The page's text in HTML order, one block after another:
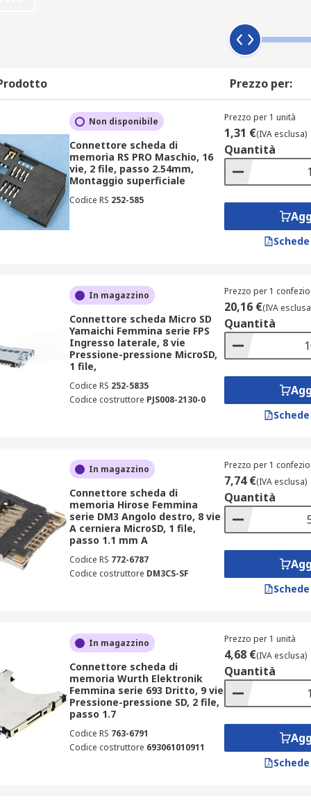
ossia una presa con scanalature, che allinea i pin
di trasmettere facilmente da e verso la scheda di
elettrico ove necessario e la continuità elettrica
una scheda di memoria o una scheda SIM,
digitali. Funzionano quando sono collegati a
della scheda. Esistono connettori per schede
e inserimento della scheda e un interruttore di
una scheda a circuito stampato.
in applicazioni di elettronica di consumo, come le
Prezzo per:
Non disponibile
Connettore scheda di
memoria RS PRO Maschio, 16
vie, 2 file, passo 2.54mm,
Montaggio superficiale
Codice RS 252-585
Prezzo per 1 unità
1,31 €(IVA esclusa)
Quantità
In magazzino
Connettore scheda Micro SD
Yamaichi Femmina serie FPS
Ingresso laterale, 8 vie
Pressione-pressione MicroSD,
1 file,
Codice RS 252-5835
Codice costruttore PJS008-2130-0
Prezzo per 1
20,16 €(IVA
Quantità
In magazzino
Connettore scheda di
memoria Hirose Femmina
serie DM3 Angolo destro, 8 vie
A cerniera MicroSD, 1 file,
passo 1.1 mm A
Codice RS 772-6787
Codice costruttore DM3CS-SF
Prezzo per 1
7,74 €(IVA esclusa)
Quantità
In magazzino
Connettore scheda di
memoria Wurth Elektronik
Femmina serie 693 Dritto, 9 vie
Pressione-pressione SD, 2 file,
passo 1.7
Codice RS 763-6791
Codice costruttore 693061010911
Prezzo per 1 unità
4,68 €(IVA esclusa)
Quantità